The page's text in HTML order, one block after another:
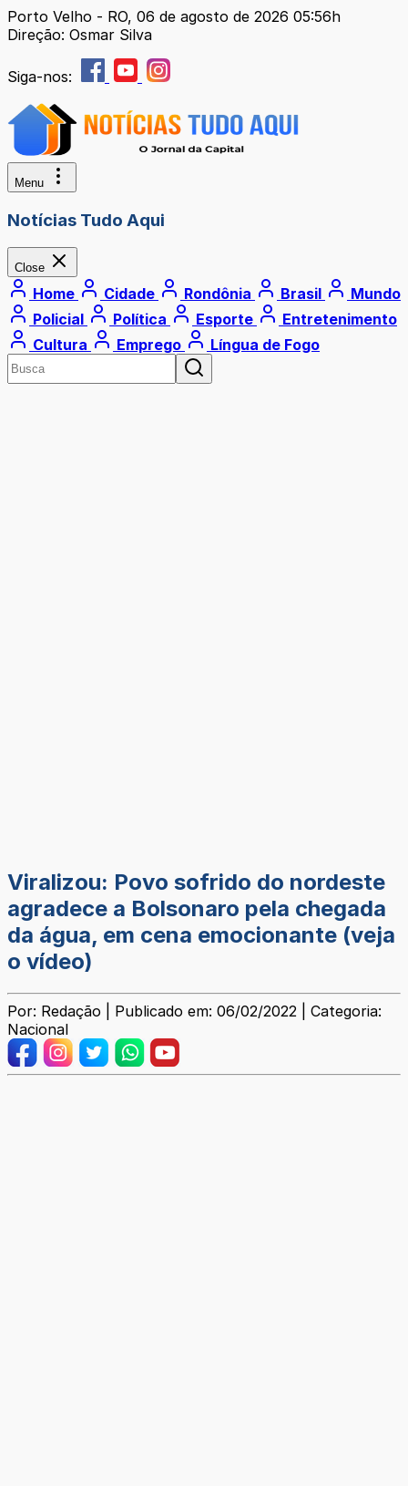
Porto Velho - RO, 06 de agosto de 2026 05:56h
Direção: Osmar Silva
Siga-nos:
Menu
Notícias Tudo Aqui
Close
Home Cidade Rondônia Brasil
Mundo
Policial
Política Esporte
Entretenimento
Cultura
Emprego Língua de Fogo
Viralizou: Povo sofrido do nordeste
agradece a Bolsonaro pela chegada
da água, em cena emocionante (veja
o vídeo)
Por: Redação | Publicado em: 06/02/2022 | Categoria:
Nacional